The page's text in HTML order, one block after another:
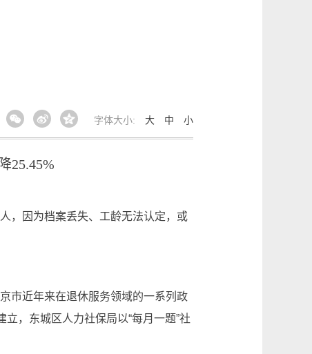
字体大小: 大 中 小
25.45%
，因为档案丢失、工龄无法认定，或
市近年来在退休服务领域的一系列政
，东城区人力社保局以“每月一题”社